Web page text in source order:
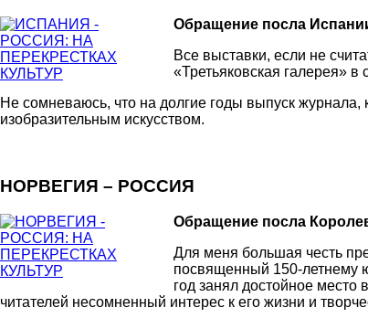
Обращение посла
Все выставки, если не
«Третьяковская галерея»
Не сомневаюсь, что на долгие годы выпуск
изобразительным искусством.
НОРВЕГИЯ – РОССИЯ
Обращение посла
Для меня большая честь
посвященный 150-летнему
год занял достойное
читателей несомненный интерес к его жизни и